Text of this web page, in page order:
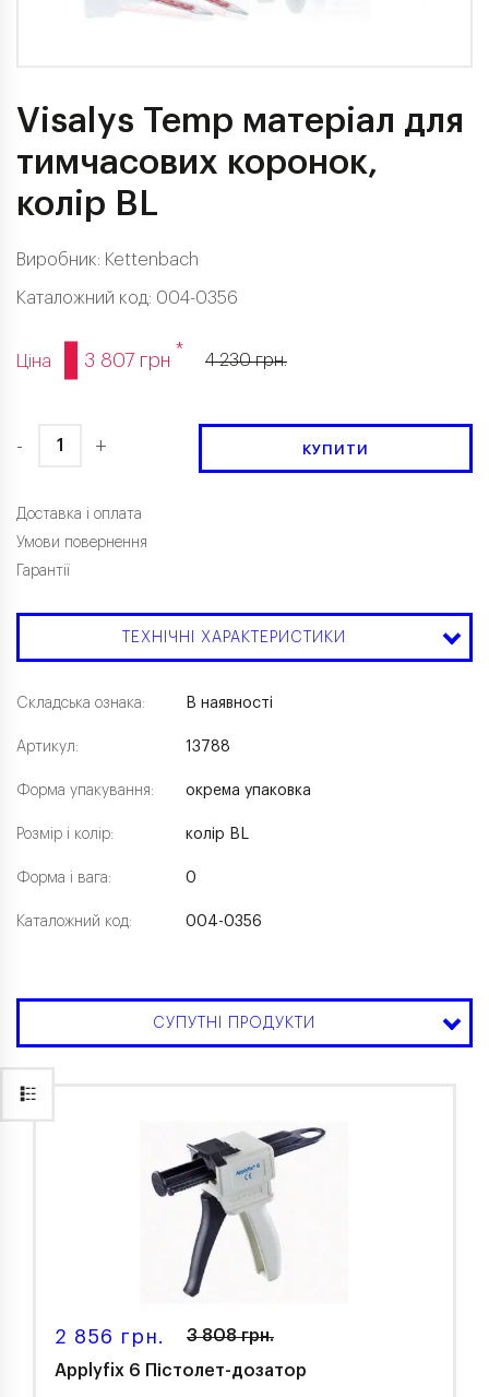
Visalys Temp матеріал для
тимчасових коронок,
колір BL
Виробник: Kettenbach
Каталожний код: 004-0356
Ціна 3 807 грн *
4 230 грн.
- + КУПИТИ
Доставка і оплата
Умови повернення
Гарантії
ТЕХНІЧНІ ХАРАКТЕРИСТИКИ
Складська ознака:
Артикул:
Форма упакування:
Розмір і колір:
Форма і вага:
Каталожний код:
В наявності
13788
окрема упаковка
колір BL
0
004-0356
СУПУТНІ ПРОДУКТИ
2 856 грн.
3 808 грн.
Applyfix 6 Пістолет-дозатор